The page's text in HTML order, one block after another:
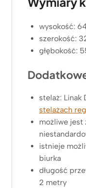
wysokość:
szerokość:
głębokość:
stelaż: Linak
stelażach
możliwe jest
istnieje
biurka
długość
2 metry